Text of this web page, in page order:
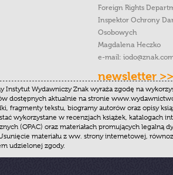
Foreign Rights
Inspektor Ochrony
Osobowych
Magdalena Heczko
e-mail:
newsletter >>
Instytut Wydawniczy Znak wyraża zgodę na
dostępnych aktualnie na stronie
fragmenty tekstu, biogramy autorów oraz opisy
wykorzystane w recenzjach książek, katalogach
(OPAC) oraz materiałach promujących legalną
materiału z ww. strony internetowej,
udzielonej zgody.